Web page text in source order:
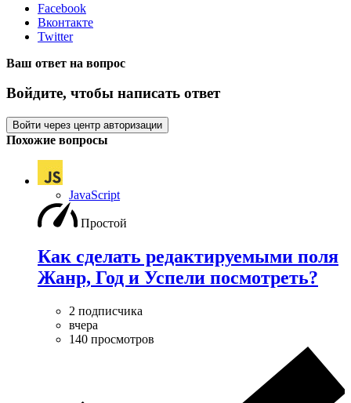
Facebook
Вконтакте
Twitter
Ваш ответ на вопрос
Войдите, чтобы написать ответ
Войти через центр авторизации
Похожие вопросы
JavaScript
Простой
Как сделать редактируемыми поля
Жанр, Год и Успели посмотреть?
2 подписчика
вчера
140 просмотров